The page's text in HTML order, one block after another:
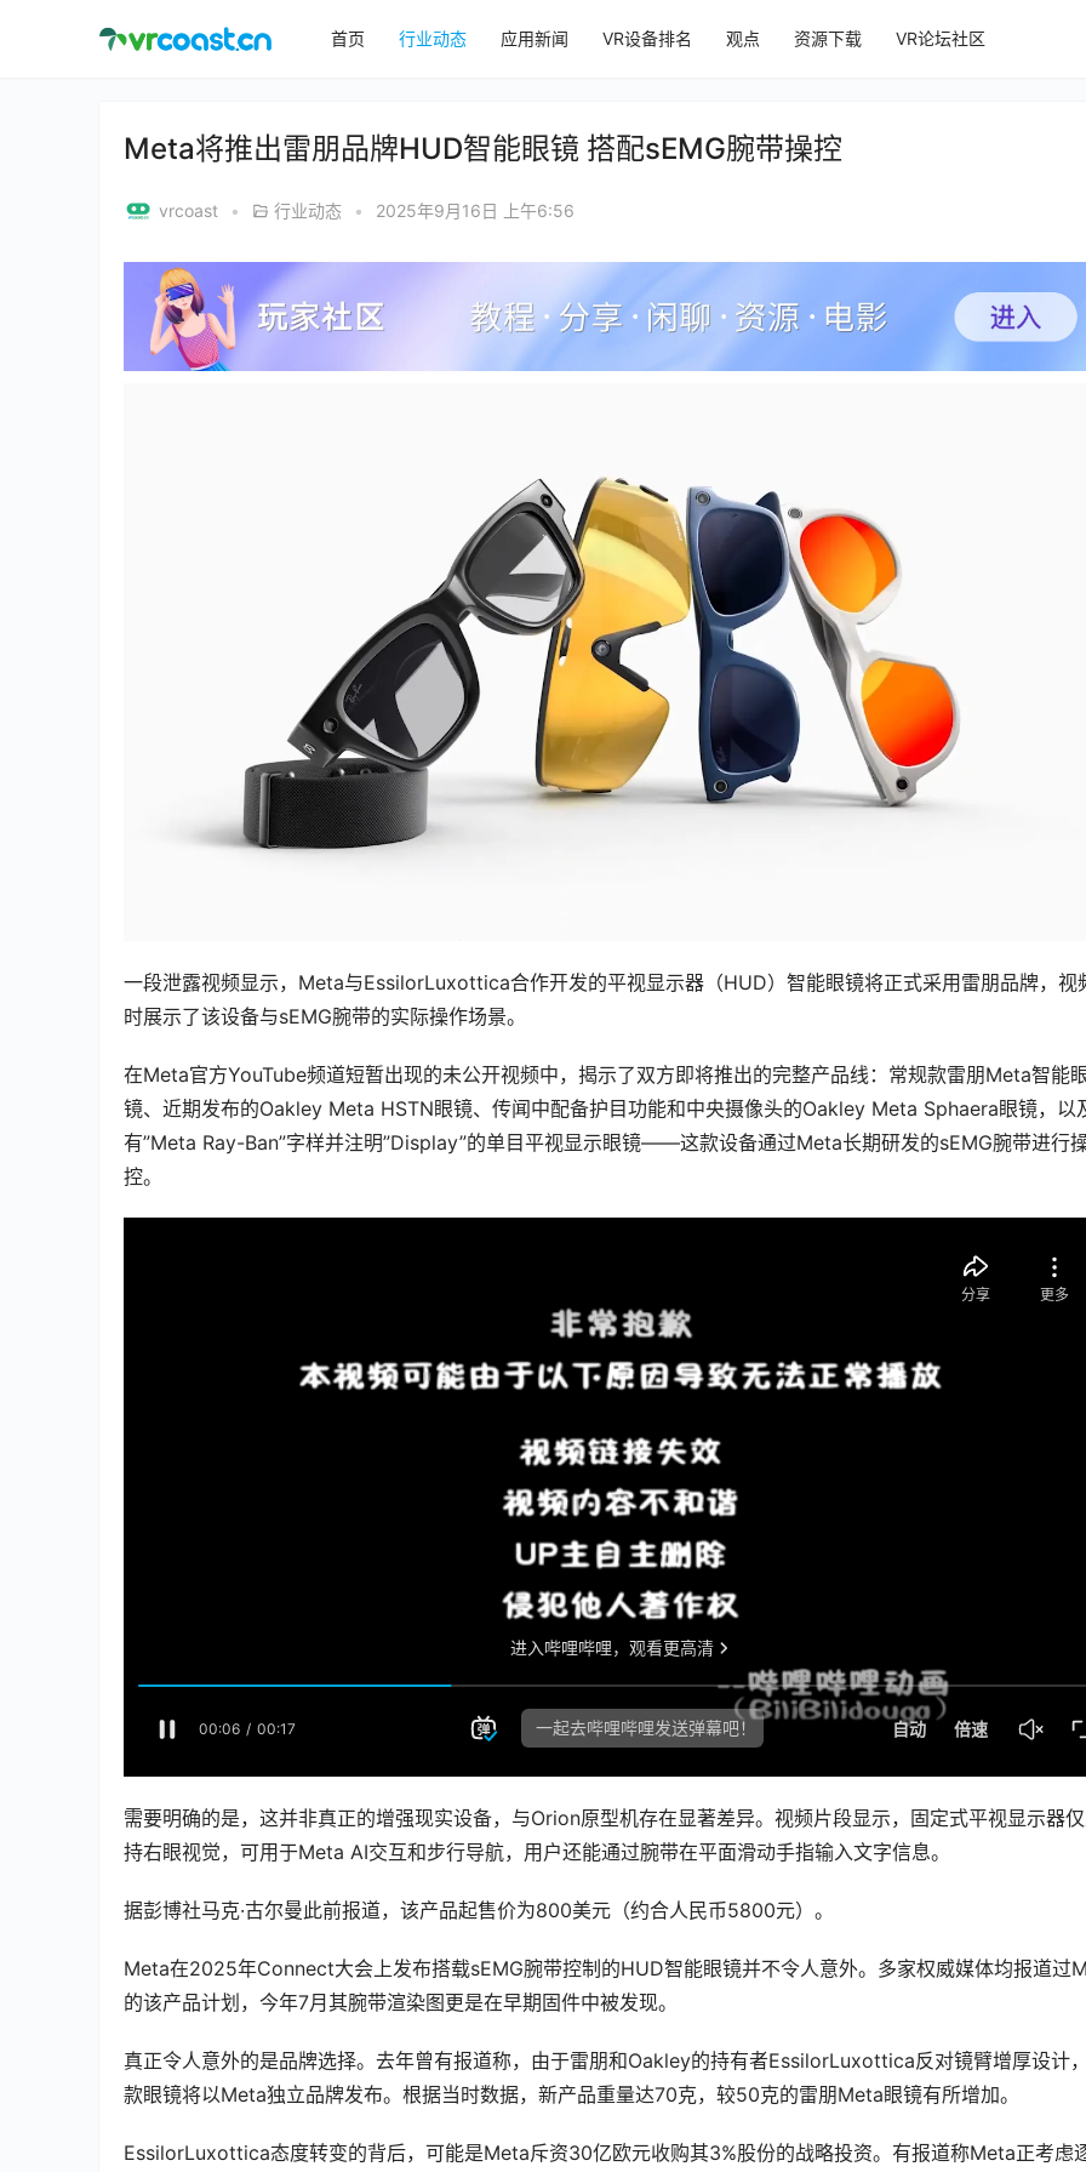
首页 行业动态 应用新闻 VR设备排名 观点 资源下载 VR论坛社区
Meta将推出雷朋品牌HUD智能眼镜 搭配sEMG腕带操控
vrcoast • 行业动态 • 2025年9月16日 上午6:56
一段泄露视频显示，Meta与EssilorLuxottica合作开发的平视显示器（HUD）智能眼镜将正式采用雷朋品牌，视
时展示了该设备与sEMG腕带的实际操作场景。
在Meta官方YouTube频道短暂出现的未公开视频中，揭示了双方即将推出的完整产品线：常规款雷朋Meta智能
镜、近期发布的Oakley Meta HSTN眼镜、传闻中配备护目功能和中央摄像头的Oakley Meta Sphaera眼镜，以
有”Meta Ray-Ban”字样并注明”Display”的单目平视显示眼镜——这款设备通过Meta长期研发的sEMG腕带进行
控。
需要明确的是，这并非真正的增强现实设备，与Orion原型机存在显著差异。视频片段显示，固定式平视显示器
持右眼视觉，可用于Meta AI交互和步行导航，用户还能通过腕带在平面滑动手指输入文字信息。
据彭博社马克·古尔曼此前报道，该产品起售价为800美元（约合人民币5800元）。
Meta在2025年Connect大会上发布搭载sEMG腕带控制的HUD智能眼镜并不令人意外。多家权威媒体均报道过
的该产品计划，今年7月其腕带渲染图更是在早期固件中被发现。
真正令人意外的是品牌选择。去年曾有报道称，由于雷朋和Oakley的持有者EssilorLuxottica反对镜臂增厚设计
款眼镜将以Meta独立品牌发布。根据当时数据，新产品重量达70克，较50克的雷朋Meta眼镜有所增加。
EssilorLuxottica态度转变的背后，可能是Meta斥资30亿欧元收购其3%股份的战略投资。有报道称Meta正考虑